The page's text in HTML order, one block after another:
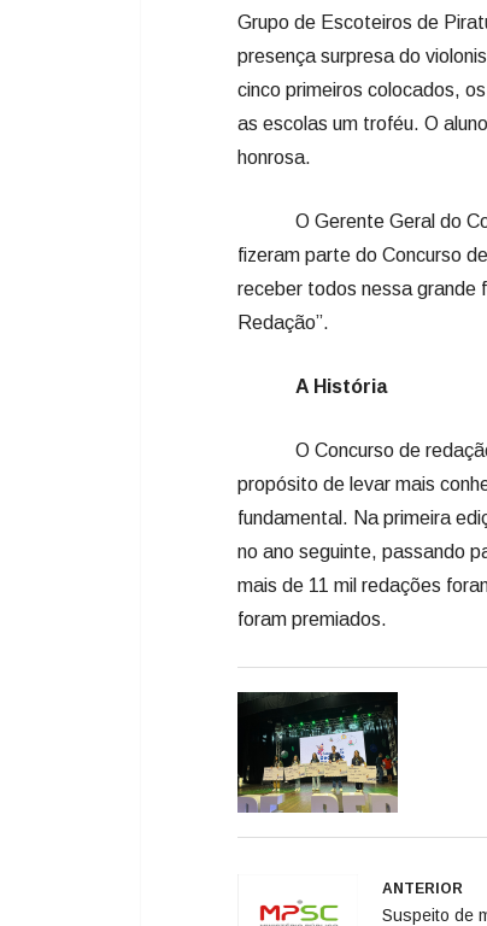
Grupo de Escoteiros de
presença surpresa do
cinco primeiros colocados,
as escolas um troféu. O
honrosa.
O Gerente Geral do
fizeram parte do Concurso
receber todos nessa grande
Redação”.
A História
O Concurso de redação
propósito de levar mais
fundamental. Na primeira
no ano seguinte, passando
mais de 11 mil redações
foram premiados.
ANTERIOR
Suspeito de